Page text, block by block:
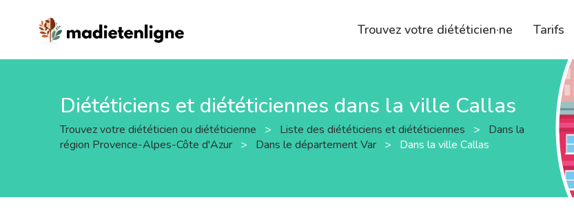
Trouvez votre diététicien·ne Tarifs
Diététiciens et diététiciennes dans la ville Callas
Trouvez votre diététicien ou diététicienne > Liste des diététiciens et diététiciennes >
Dans la
région Provence-Alpes-Côte d'Azur > Dans le département Var > Dans la ville Callas